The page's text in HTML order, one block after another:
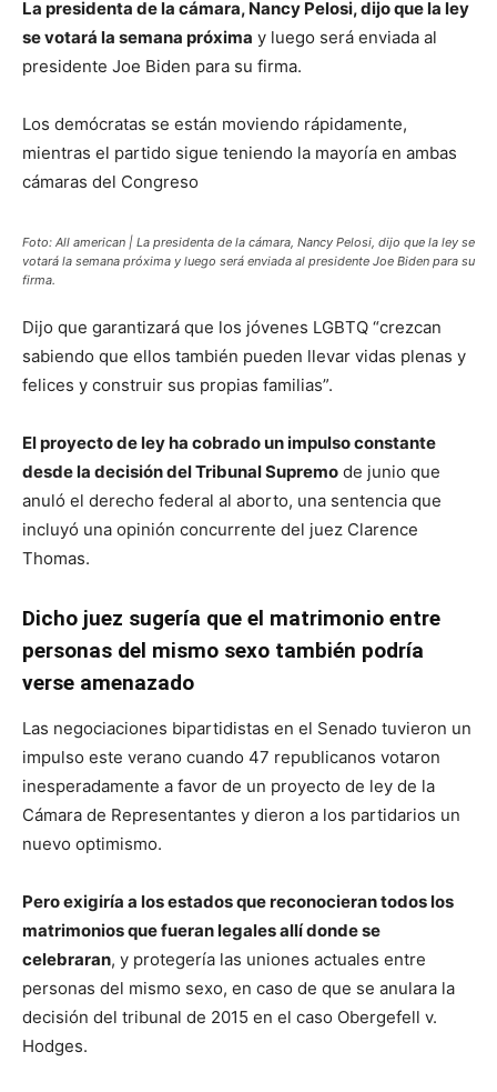
La presidenta de la cámara, Nancy Pelosi, dijo que la ley
se votará la semana próxima y luego será enviada al
presidente Joe Biden para su firma.
Los demócratas se están moviendo rápidamente,
mientras el partido sigue teniendo la mayoría en ambas
cámaras del Congreso
Foto: All american | La presidenta de la cámara, Nancy Pelosi, dijo que la ley se
votará la semana próxima y luego será enviada al presidente Joe Biden para su
firma.
Dijo que garantizará que los jóvenes LGBTQ “crezcan
sabiendo que ellos también pueden llevar vidas plenas y
felices y construir sus propias familias”.
El proyecto de ley ha cobrado un impulso constante
desde la decisión del Tribunal Supremo de junio que
anuló el derecho federal al aborto, una sentencia que
incluyó una opinión concurrente del juez Clarence
Thomas.
Dicho juez sugería que el matrimonio entre
personas del mismo sexo también podría
verse amenazado
Las negociaciones bipartidistas en el Senado tuvieron un
impulso este verano cuando 47 republicanos votaron
inesperadamente a favor de un proyecto de ley de la
Cámara de Representantes y dieron a los partidarios un
nuevo optimismo.
Pero exigiría a los estados que reconocieran todos los
matrimonios que fueran legales allí donde se
celebraran, y protegería las uniones actuales entre
personas del mismo sexo, en caso de que se anulara la
decisión del tribunal de 2015 en el caso Obergefell v.
Hodges.